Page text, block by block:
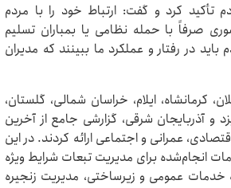
تأکید کرد و گفت: ارتباط خود را با مردم
صرفاً با حمله نظامی یا بمباران تسلیم
در رفتار و عملکرد ما ببینند که مدیران
کرمانشاه، ایلام، خراسان شمالی، گلستان،
و آذربایجان شرقی، گزارشی جامع از آخرین
عمرانی و اجتماعی ارائه کردند. در این
انجام‌شده برای مدیریت تبعات شرایط ویژه
خدمات عمومی و زیرساختی، مدیریت زنجیره